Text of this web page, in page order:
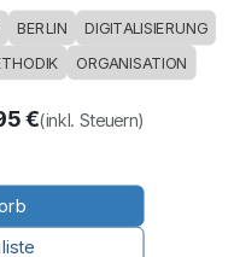
BERLIN DIGITALISIERUNG
ORGANISATION
€(inkl. Steuern)